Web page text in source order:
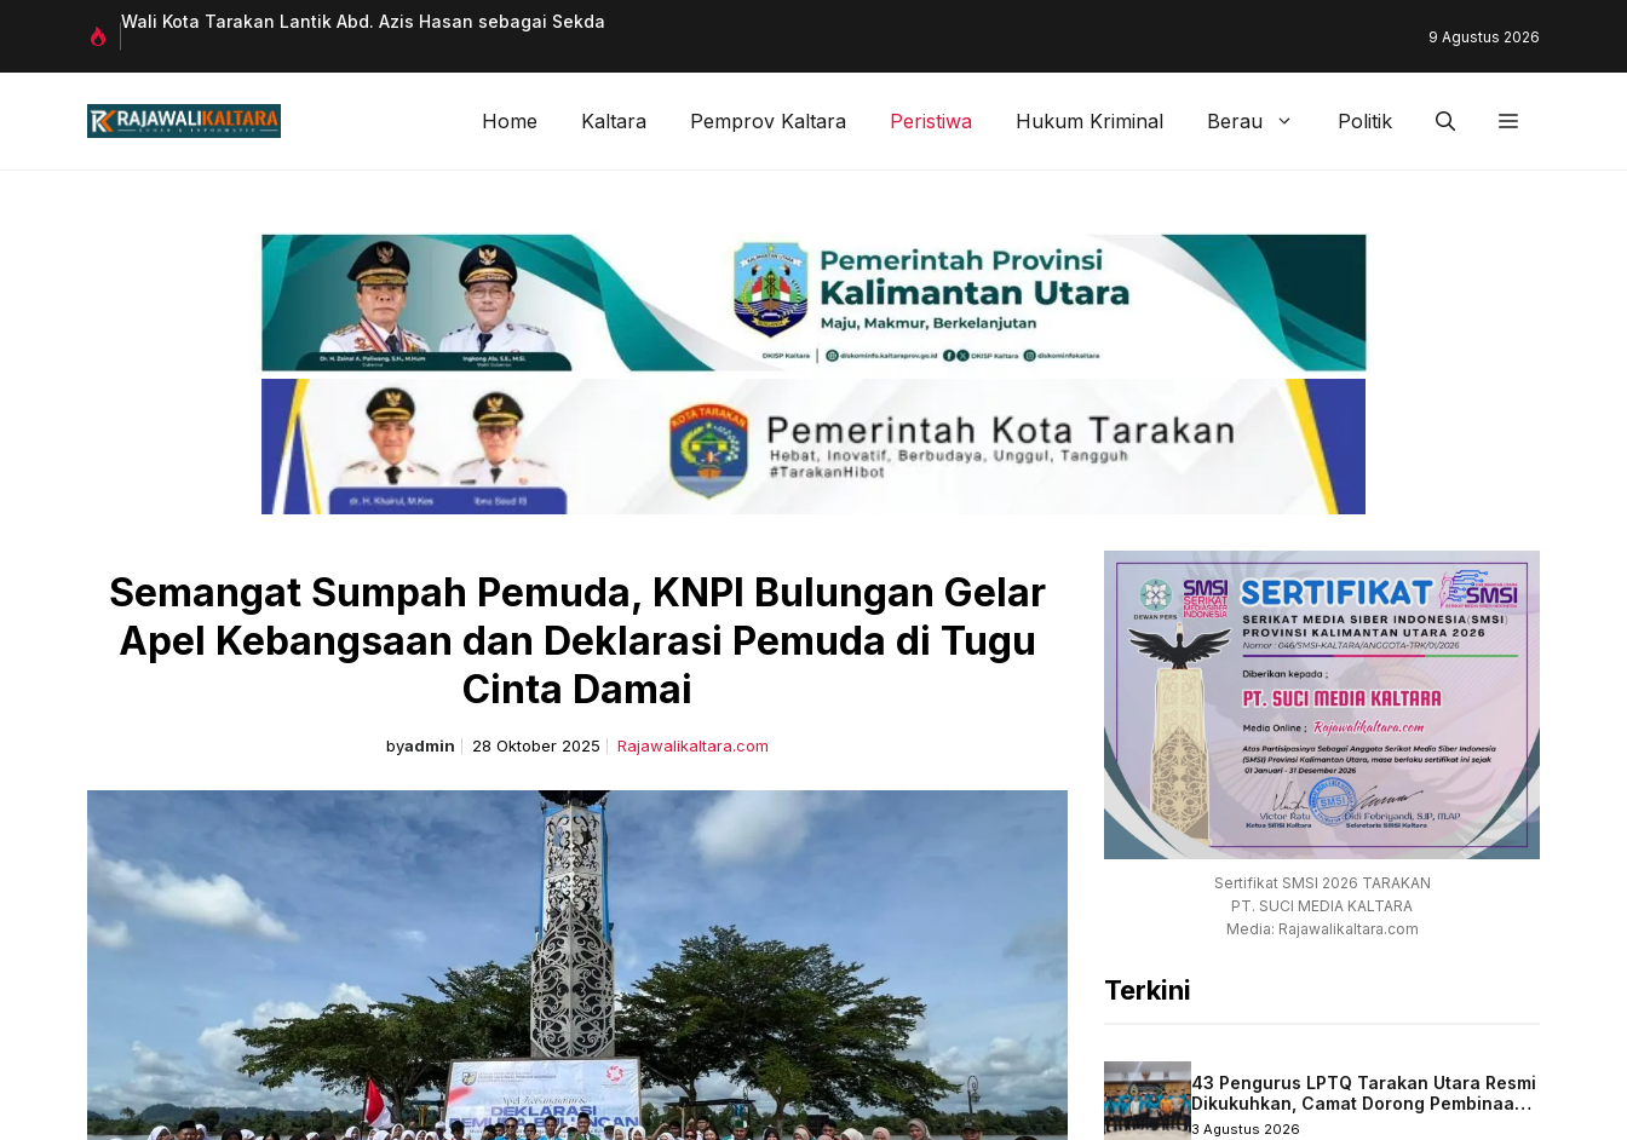
isi
Wali Kota Tarakan Lantik Abd. Azis Hasan sebagai Sekda
9 Agustus 2026
Home Kaltara Pemprov Kaltara Peristiwa Hukum Kriminal Berau Politik
Semangat Sumpah Pemuda, KNPI Bulungan Gelar
Apel Kebangsaan dan Deklarasi Pemuda di Tugu
Cinta Damai
byadmin 28 Oktober 2025 Rajawalikaltara.com
Sertifikat SMSI 2026 TARAKAN
PT. SUCI MEDIA KALTARA
Media: Rajawalikaltara.com
Terkini
43 Pengurus LPTQ Tarakan Utara Resmi
Dikukuhkan, Camat Dorong Pembinaan
Qurani Berkelanjutan
3 Agustus 2026